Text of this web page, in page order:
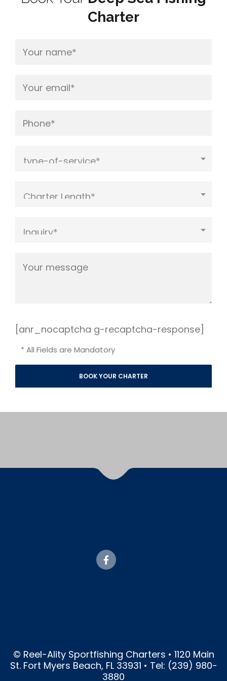
Deep Sea Fishing
[anr_nocaptcha g-recaptcha-response]
* All Fields are Mandatory
© Reel-Ality Sportfishing Charters • 1120 Main